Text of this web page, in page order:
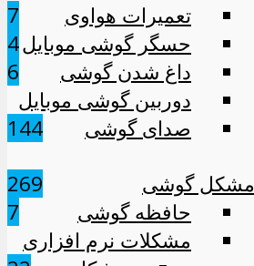
تعمیرات هواوی
7
حسگر گوشی موبایل4
داغ شدن گوشی
6
دوربین گوشی موبایل
14
صدای گوشی
4
مشکل گوشی
269
حافظه گوشی
7
مشکلات نرم افزاری